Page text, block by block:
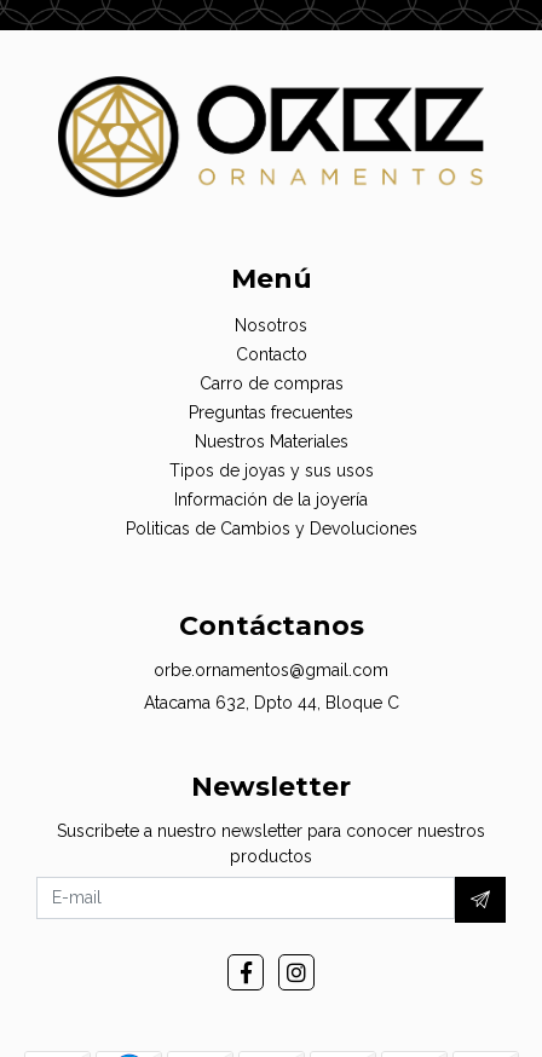
Menú
Nosotros
Contacto
Carro de compras
Preguntas frecuentes
Nuestros Materiales
Tipos de joyas y sus usos
Información de la joyería
Politicas de Cambios y Devoluciones
Contáctanos
orbe.ornamentos@gmail.com
Atacama 632, Dpto 44, Bloque C
Newsletter
Suscribete a nuestro newsletter para conocer nuestros
productos